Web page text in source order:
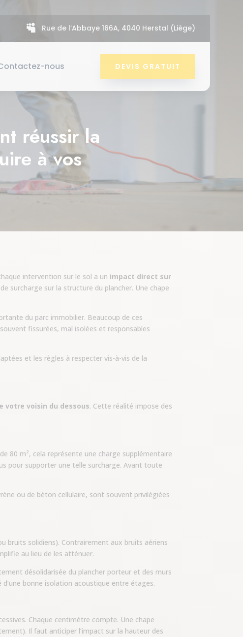
 Rue de l’Abbaye 166A, 4040 Herstal (Liège)
nous DEVIS GRATUIT
réussir la
à vos
intervention sur le sol a un impact direct sur
surcharge sur la structure du plancher. Une chape
du parc immobilier. Beaucoup de ces
fissurées, mal isolées et responsables
et les règles à respecter vis-à-vis de la
votre voisin du dessous. Cette réalité impose des
80 m², cela représente une charge supplémentaire
pour supporter une telle surcharge. Avant toute
ou de béton cellulaire, sont souvent privilégiées
bruits solidiens). Contrairement aux bruits aériens
au lieu de les atténuer.
désolidarisée du plancher porteur et des murs
bonne isolation acoustique entre étages.
Chaque centimètre compte. Une chape
Il faut anticiper l’impact sur la hauteur des